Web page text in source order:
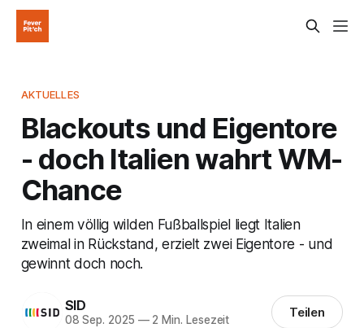
AKTUELLES
Blackouts und Eigentore
- doch Italien wahrt WM-
Chance
In einem völlig wilden Fußballspiel liegt Italien
zweimal in Rückstand, erzielt zwei Eigentore - und
gewinnt doch noch.
SID
08 Sep. 2025 —2 Min. Lesezeit Teilen